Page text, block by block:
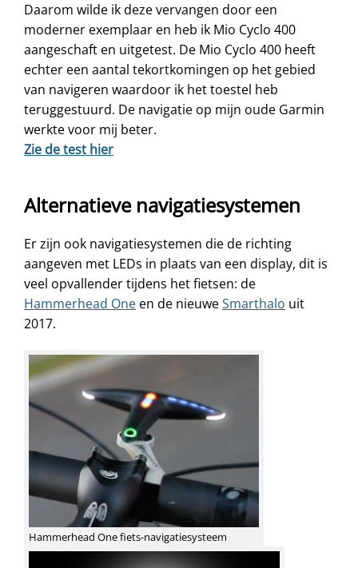
Daarom wilde ik deze vervangen door een
moderner exemplaar en heb ik Mio Cyclo 400
aangeschaft en uitgetest. De Mio Cyclo 400 heeft
echter een aantal tekortkomingen op het gebied
van navigeren waardoor ik het toestel heb
teruggestuurd. De navigatie op mijn oude Garmin
werkte voor mij beter.
Zie de test hier
Alternatieve navigatiesystemen
Er zijn ook navigatiesystemen die de richting
aangeven met LEDs in plaats van een display, dit is
veel opvallender tijdens het fietsen: de
Hammerhead One en de nieuweSmarthalo uit
2017.
Hammerhead One fiets-navigatiesysteem